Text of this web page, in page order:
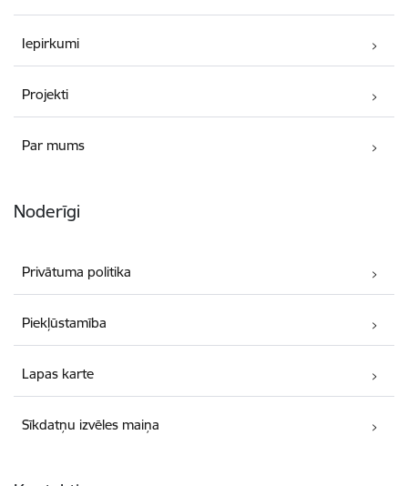
Iepirkumi
Projekti
Par mums
Noderīgi
Privātuma politika
Piekļūstamība
Lapas karte
Sīkdatņu izvēles maiņa